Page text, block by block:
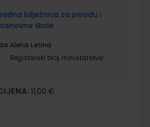
radna bilježnica za prirodu i
škole
Alena Letina
Registarski broj ministarstva:
11,00 €